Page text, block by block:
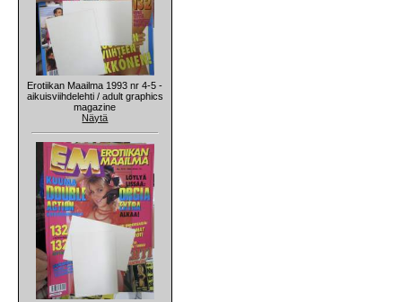
Erotiikan Maailma 1993 nr 4-5 -
aikuisviihdelehti / adult graphics
magazine
Näytä